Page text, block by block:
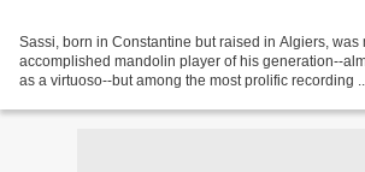
Sassi, born in Constantine but raised in Algiers, was
accomplished mandolin player of his generation--
as a virtuoso--but among the most prolific recording